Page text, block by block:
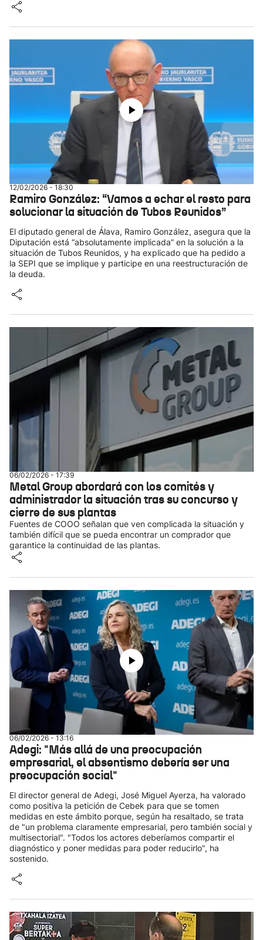
12/02/2026 - 18:30
Ramiro González: “Vamos a echar el resto para
solucionar la situación de Tubos Reunidos”
El diputado general de Álava, Ramiro González, asegura que la
Diputación está “absolutamente implicada” en la solución a la
situación de Tubos Reunidos, y ha explicado que ha pedido a
la SEPI que se implique y participe en una reestructuración de
la deuda.
06/02/2026 - 17:39
Metal Group abordará con los comités y
administrador la situación tras su concurso y
cierre de sus plantas
Fuentes de COOO señalan que ven complicada la situación y
también difícil que se pueda encontrar un comprador que
garantice la continuidad de las plantas.
06/02/2026 - 13:16
Adegi: "Más allá de una preocupación
empresarial, el absentismo debería ser una
preocupación social"
El director general de Adegi, José Miguel Ayerza, ha valorado
como positiva la petición de Cebek para que se tomen
medidas en este ámbito porque, según ha resaltado, se trata
de "un problema claramente empresarial, pero también social y
multisectorial". "Todos los actores deberíamos compartir el
diagnóstico y poner medidas para poder reducirlo", ha
sostenido.